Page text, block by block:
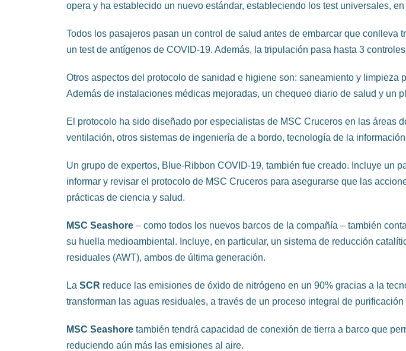
opera y ha establecido un nuevo estándar, estableciendo los test universales,
Todos los pasajeros pasan un control de salud antes de embarcar que
un test de antígenos de COVID-19. Además, la tripulación pasa hasta 3
Otros aspectos del protocolo de sanidad e higiene son: saneamiento y limpieza
Además de instalaciones médicas mejoradas, un chequeo diario de salud y un
El protocolo ha sido diseñado por especialistas de MSC Cruceros en las áreas
ventilación, otros sistemas de ingeniería de a bordo, tecnología de la
Un grupo de expertos, Blue-Ribbon COVID-19, también fue creado. Incluye un
informar y revisar el protocolo de MSC Cruceros para asegurarse que las
prácticas de ciencia y salud.
MSC Seashore – como todos los nuevos barcos de la compañía – también
su huella medioambiental. Incluye, en particular, un sistema de reducción
residuales (AWT), ambos de última generación.
La SCR reduce las emisiones de óxido de nitrógeno en un 90% gracias a la
transforman las aguas residuales, a través de un proceso integral de
MSC Seashore también tendrá capacidad de conexión de tierra a barco que
reduciendo aún más las emisiones al aire.